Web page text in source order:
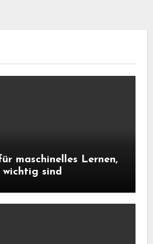
maschinelles Lernen,
wichtig sind